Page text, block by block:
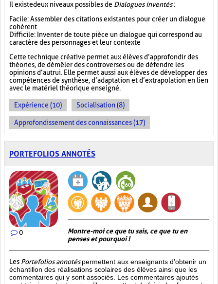
Il existe deux niveaux possibles de Dialogues inventés:
Facile : Assembler des citations existantes pour créer un dialogue
cohérent
Difficile : Inventer de toute pièce un dialogue qui correspond au
caractère des personnages et leur contexte
Cette technique créative permet aux élèves d’approfondir des
théories, de démêler des controverses ou de défendre les
opinions d’autrui. Elle permet aussi aux élèves de développer des
compétences de synthèse, d’adaptation et d’extrapolation en lien
avec le matériel théorique enseigné.
Expérience (10) Socialisation (8)
Approfondissement des connaissances (17)
PORTEFOLIOS ANNOTÉS
0
Montre-moi ce que tu sais, ce que tu en
penses et pourquoi !
Les Portefolios annotés permettent aux enseignants d’obtenir un
échantillon des réalisations scolaires des élèves ainsi que les
commentaires qui y sont associés. Les commentaires ajoutés